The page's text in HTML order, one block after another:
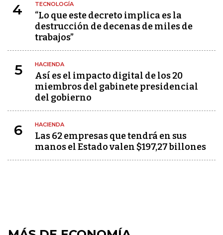
4 TECNOLOGÍA
“Lo que este decreto implica es la
destrucción de decenas de miles de
trabajos”
5 HACIENDA
Así es el impacto digital de los 20
miembros del gabinete presidencial
del gobierno
6 HACIENDA
Las 62 empresas que tendrá en sus
manos el Estado valen $197,27 billones